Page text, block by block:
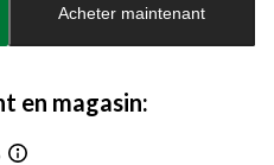
Acheter maintenant
en magasin: